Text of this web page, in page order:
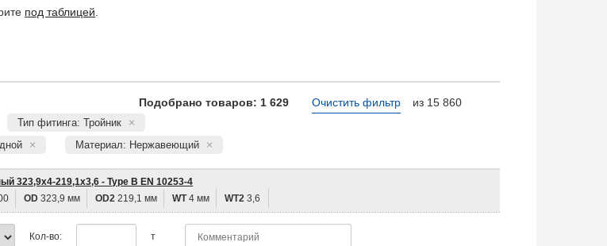
под таблицей
Подобрано товаров: 1 629 из 15 860
Очистить фильтр
Тип фитинга: Тройник
Материал: Нержавеющий
323,9х4-219,1х3,6 - Type B EN 10253-4
OD 323,9 мм OD2 219,1 мм WT4 мм WT2 3,6
Кол-во: т